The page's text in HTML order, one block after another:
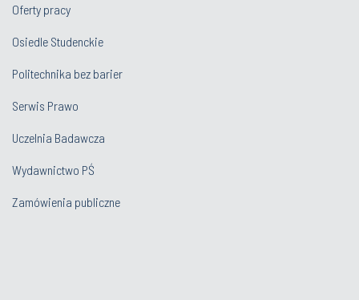
Oferty pracy
Osiedle Studenckie
Politechnika bez barier
Serwis Prawo
Uczelnia Badawcza
Wydawnictwo PŚ
Zamówienia publiczne